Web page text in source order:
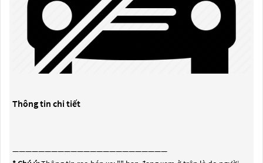
Thông tin chi tiết
————————————————————————